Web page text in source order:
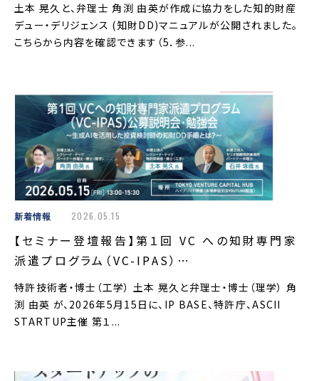
土本 晃久と、弁理士 角渕 由英が作成に協力をした知的財産
デュー・デリジェンス (知財DD)マニュアルが公開されました。
こちらから内容を確認できます（5．参...
新着情報 2026.05.15
【セミナー登壇報告】第１回 VC への知財専門家
派遣プログラム（VC-IPAS）…
特許技術者・博士（工学） 土本 晃久と弁理士・博士（理学） 角
渕 由英 が、2026年5月15日に、IP BASE、特許庁、ASCII
STARTUP主催 第１...